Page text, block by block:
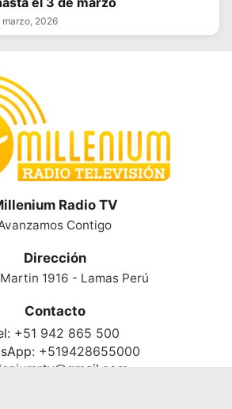
marzo, 2026
Radio TV
Contigo
Dirección
1916 - Lamas Perú
Contacto
+51 942 865 500
+519428655000